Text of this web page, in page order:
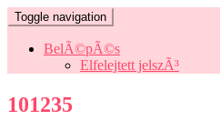
Toggle navigation
BelÃ©pÃ©s
Elfelejtett jelszÃ³
101235